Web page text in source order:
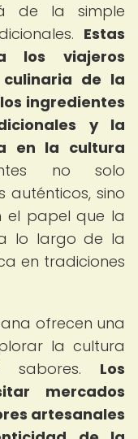
de la simple
Estas
los viajeros
de la
ingredientes
y la
en la cultura
no solo
sino
el papel que la
lo largo de la
en tradiciones
ofrecen una
la cultura
Los
mercados
artesanales